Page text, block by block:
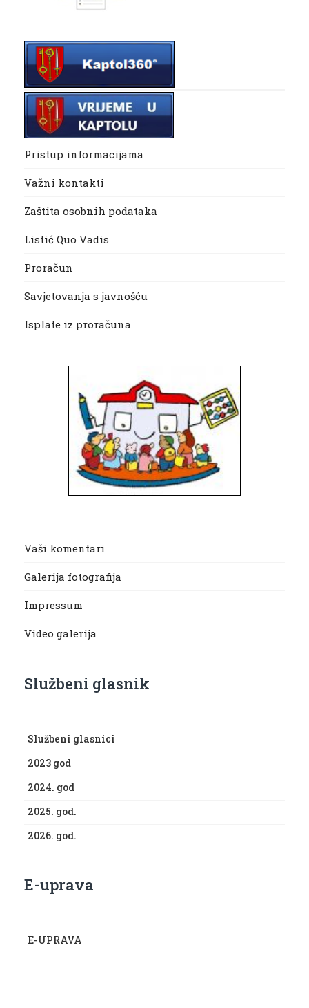
Pristup informacijama
Važni kontakti
Zaštita osobnih podataka
Listić Quo Vadis
Proračun
Savjetovanja s javnošću
Isplate iz proračuna
Vaši komentari
Galerija fotografija
Impressum
Video galerija
Službeni glasnik
Službeni glasnici
2023 god
2024. god
2025. god.
2026. god.
E-uprava
E-UPRAVA